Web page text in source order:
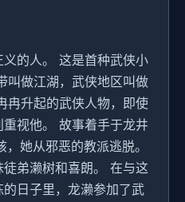
的人。 这是首种武侠小
叫做江湖，武侠地区叫做
冉升起的武侠人物，即使
视他。 故事着手于龙井
她从邪恶的教派逃脱。
弟濑树和喜朗。 在与这
日子里，龙濑参加了武